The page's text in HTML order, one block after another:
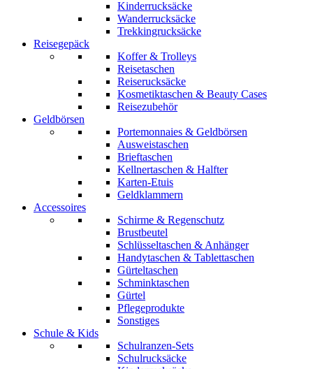
Kinderrucksäcke
Wanderrucksäcke
Trekkingrucksäcke
Reisegepäck
Koffer & Trolleys
Reisetaschen
Reiserucksäcke
Kosmetiktaschen & Beauty Cases
Reisezubehör
Geldbörsen
Portemonnaies & Geldbörsen
Ausweistaschen
Brieftaschen
Kellnertaschen & Halfter
Karten-Etuis
Geldklammern
Accessoires
Schirme & Regenschutz
Brustbeutel
Schlüsseltaschen & Anhänger
Handytaschen & Tablettaschen
Gürteltaschen
Schminktaschen
Gürtel
Pflegeprodukte
Sonstiges
Schule & Kids
Schulranzen-Sets
Schulrucksäcke